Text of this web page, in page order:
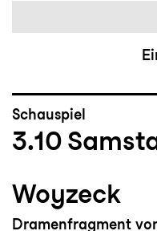
Schauspiel
3.10
Woyzeck
Dramenfragment